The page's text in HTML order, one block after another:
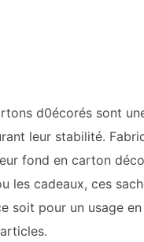
d0écorés sont
leur stabilité.
fond en carton
les cadeaux, ces
soit pour un usage